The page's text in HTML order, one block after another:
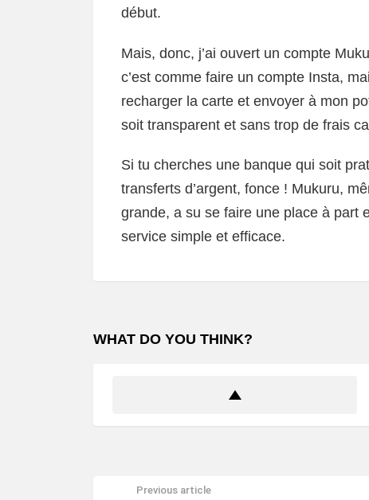
début.
Mais, donc, j’ai ouvert un compte
c’est comme faire un compte Insta,
recharger la carte et envoyer à mon
soit transparent et sans trop de frais
Si tu cherches une banque qui soit
transferts d’argent, fonce ! Mukuru,
grande, a su se faire une place à
service simple et efficace.
WHAT DO YOU THINK?
Previous article